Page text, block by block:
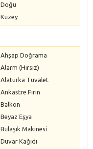
Doğu
Kuzey
Ahşap Doğrama
Alarm (Hırsız)
Alaturka Tuvalet
Ankastre Fırın
Balkon
Beyaz Eşya
Bulaşık Makinesi
Duvar Kağıdı